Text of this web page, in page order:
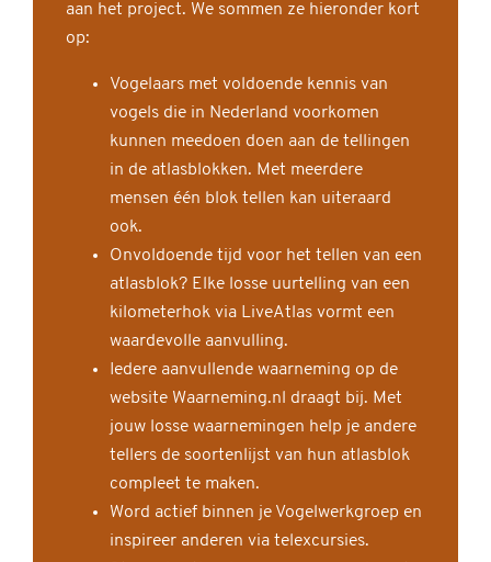
aan het project. We sommen ze hieronder kort
op:
Vogelaars met voldoende kennis van
vogels die in Nederland voorkomen
kunnen meedoen doen aan de tellingen
in de atlasblokken. Met meerdere
mensen één blok tellen kan uiteraard
ook.
Onvoldoende tijd voor het tellen van een
atlasblok? Elke losse uurtelling van een
kilometerhok via LiveAtlas vormt een
waardevolle aanvulling.
Iedere aanvullende waarneming op de
website Waarneming.nl draagt bij. Met
jouw losse waarnemingen help je andere
tellers de soortenlijst van hun atlasblok
compleet te maken.
Word actief binnen je Vogelwerkgroep en
inspireer anderen via telexcursies.